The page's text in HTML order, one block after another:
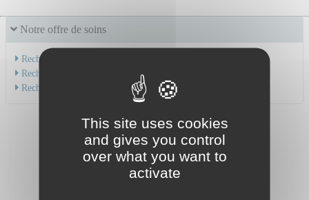
Notre offre de soins
Recherche par service
Recherche par spécialité
Recherche par médecin
This site uses cookies
and gives you control
over what you want to
activate